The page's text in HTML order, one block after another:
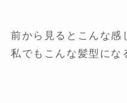
前から見るとこんな感
私でもこんな髪型にな